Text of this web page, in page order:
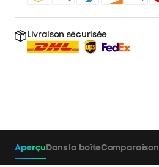
Livraison sécurisée
Aperçu Dans la boîteComparaison